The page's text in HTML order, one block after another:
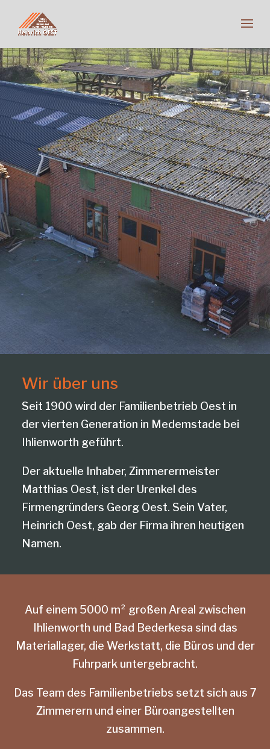
Wir über uns
Seit 1900 wird der Familienbetrieb Oest in
der vierten Generation in Medemstade bei
Ihlienworth geführt.
Der aktuelle Inhaber, Zimmerermeister
Matthias Oest, ist der Urenkel des
Firmengründers Georg Oest. Sein Vater,
Heinrich Oest, gab der Firma ihren heutigen
Namen.
Auf einem 5000 m² großen Areal zwischen
Ihlienworth und Bad Bederkesa sind das
Materiallager, die Werkstatt, die Büros und der
Fuhrpark untergebracht.
Das Team des Familienbetriebs setzt sich aus 7
Zimmerern und einer Büroangestellten
zusammen.